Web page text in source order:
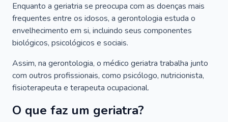
Enquanto a geriatria se preocupa com as doenças mais
frequentes entre os idosos, a gerontologia estuda o
envelhecimento em si, incluindo seus componentes
biológicos, psicológicos e sociais.
Assim, na gerontologia, o médico geriatra trabalha junto
com outros profissionais, como psicólogo, nutricionista,
fisioterapeuta e terapeuta ocupacional.
O que faz um geriatra?